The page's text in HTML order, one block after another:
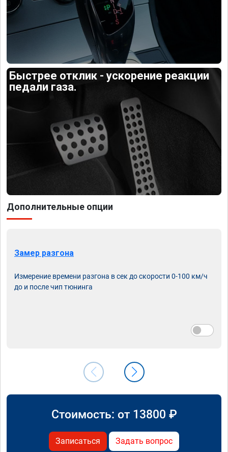
Быстрее отклик - ускорение реакции
педали газа.
Дополнительные опции
Замер разгона
Измерение времени разгона в сек до скорости 0-100 км/ч
до и после чип тюнинга
Стоимость: от 13800 ₽
Записаться Задать вопрос